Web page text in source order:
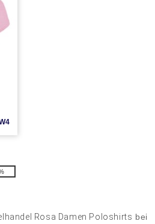
Rosa Damen Poloshirts bei